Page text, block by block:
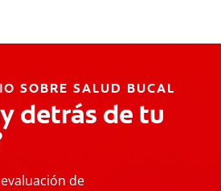
SOBRE SALUD BUCAL
detrás de tu
de